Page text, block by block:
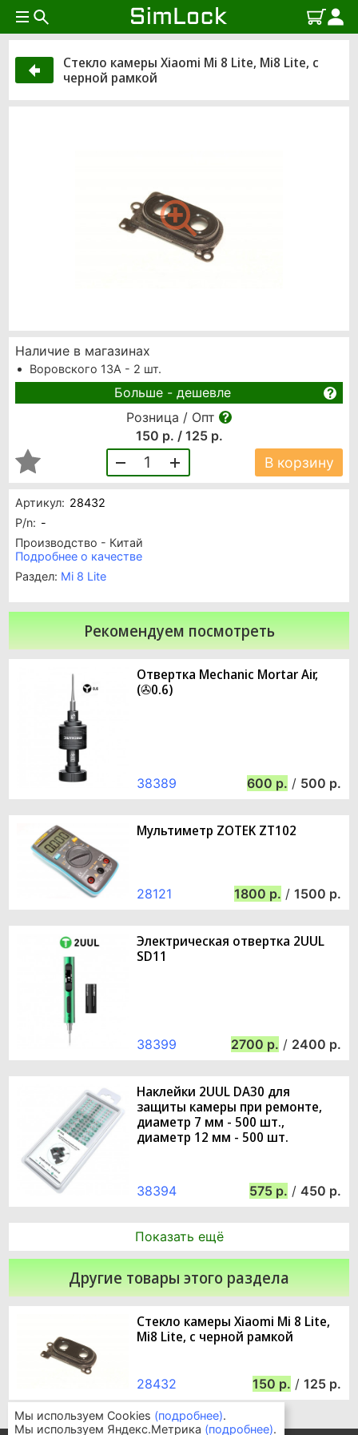
Стекло камеры Xiaomi Mi 8 Lite, Mi8 Lite, с
черной рамкой
Артикул: 28432
P/n: -
Производство - Китай
Подробнее о качестве
Раздел: Mi 8 Lite
Наличие в магазинах
Воровского 13А - 2 шт.
Больше - дешевле
Розница / Опт
150 р. / 125 р.
1 В корзину
Рекомендуем посмотреть
Отвертка Mechanic Mortar Air,
(✇0.6)
38389 600 / 500
Мультиметр ZOTEK ZT102
28121 1800 / 1500
Электрическая отвертка 2UUL
SD11
38399 2700 / 2400
Наклейки 2UUL DA30 для
защиты камеры при ремонте,
диаметр 7 мм - 500 шт.,
диаметр 12 мм - 500 шт.
38394 575 / 450
Показать ещё
Другие товары этого раздела
Стекло камеры Xiaomi Mi 8 Lite,
Mi8 Lite, с черной рамкой
28432 150 / 125
Мы используем Cookies (подробнее).
Мы используем Яндекс.Метрика (подробнее).